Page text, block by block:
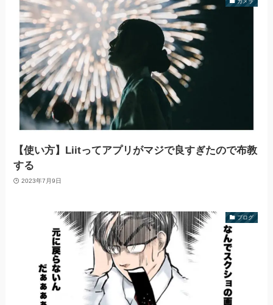
【使い方】Liitってアプリがマジで良すぎたので布教
する
2023年7月9日
ブログ